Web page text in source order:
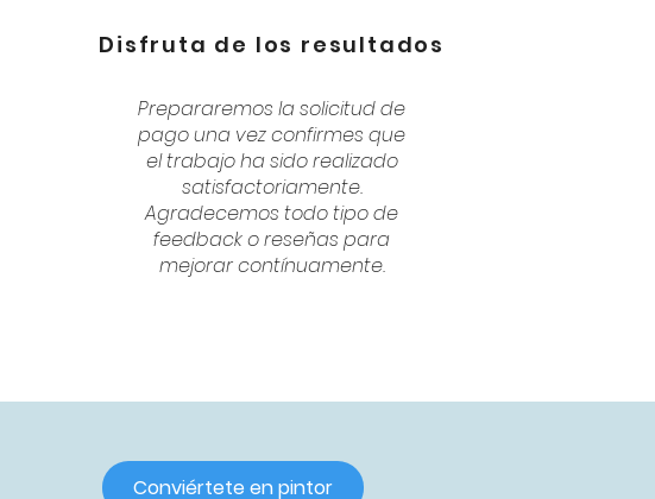
Disfruta de los resultados
Prepararemos la solicitud de
pago una vez confirmes que
el trabajo ha sido realizado
satisfactoriamente.
Agradecemos todo tipo de
feedback o reseñas para
mejorar contínuamente.
Conviértete en pintor